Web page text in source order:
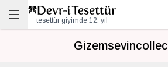
tesettür giyimde 12. yıl